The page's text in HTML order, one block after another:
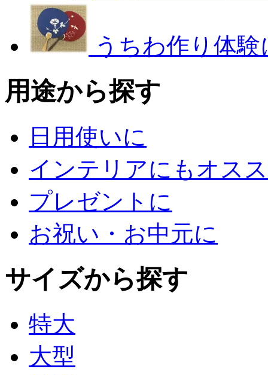
うちわ作り体
用途から探す
日用使いに
インテリアにもオス
プレゼントに
お祝い・お中元に
サイズから探す
特大
大型